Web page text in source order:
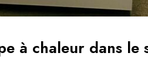
à chaleur dans le